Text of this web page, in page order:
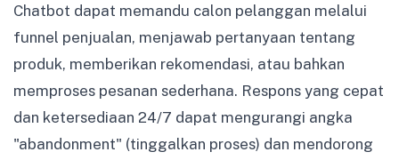
Chatbot dapat memandu calon pelanggan melalui
funnel penjualan, menjawab pertanyaan tentang
produk, memberikan rekomendasi, atau bahkan
memproses pesanan sederhana. Respons yang cepat
dan ketersediaan 24/7 dapat mengurangi angka
"abandonment" (tinggalkan proses) dan mendorong